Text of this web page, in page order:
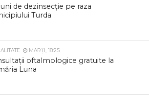
de dezinsecție pe raza
Turda
MARȚI, 18:25
oftalmologice gratuite la
Luna